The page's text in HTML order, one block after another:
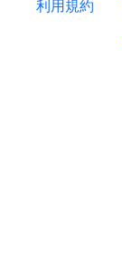
利用規約